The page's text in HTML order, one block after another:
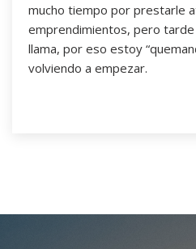
mucho tiempo por prestarle
emprendimientos, pero
llama, por eso estoy
volviendo a empezar.